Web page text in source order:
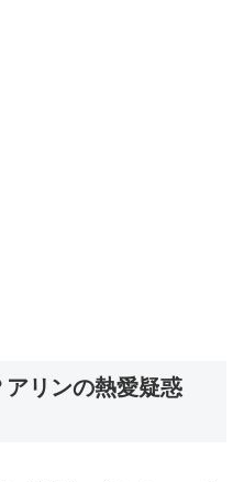
リンの熱愛疑惑